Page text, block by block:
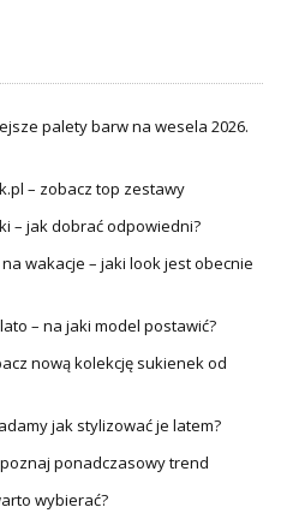
palety barw na wesela 2026.
– zobacz top zestawy
– jak dobrać odpowiedni?
wakacje – jaki look jest obecnie
– na jaki model postawić?
nową kolekcję sukienek od
jak stylizować je latem?
ponadczasowy trend
wybierać?